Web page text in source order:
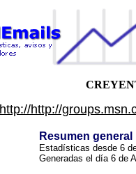
http://http://
Resumen general
Estadísticas desde 6
Generadas el día 6 de